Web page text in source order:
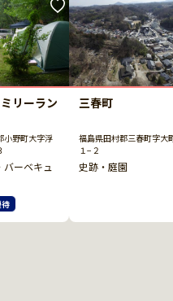
リーラン
小野町大字浮
バーベキュ
待
三春町
福島県田村郡三春町字大
１−２
史跡・庭園